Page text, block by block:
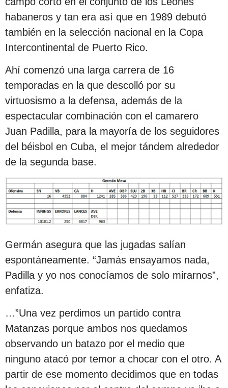
habaneros y tan era así que en 1989 debutó
también en la selección nacional en la Copa
Intercontinental de Puerto Rico.
Ahí comenzó una larga carrera de 16
temporadas en la que descolló por su
virtuosismo a la defensa, además de la
espectacular combinación con el camarero
Juan Padilla, para la mayoría de los seguidores
del béisbol en Cuba, el mejor tándem alrededor
de la segunda base.
Germán asegura que las jugadas salían
espontáneamente. “Jamás ensayamos nada,
Padilla y yo nos conocíamos de solo mirarnos”,
enfatiza.
…”Una vez perdimos un partido contra
Matanzas porque ambos nos quedamos
observando un batazo por el medio que
ninguno atacó por temor a chocar con el otro. A
partir de ese momento decidimos que en todas